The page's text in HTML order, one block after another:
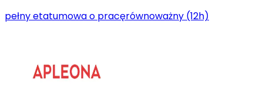
pełny etatumowa o pracęrównoważny (12h)